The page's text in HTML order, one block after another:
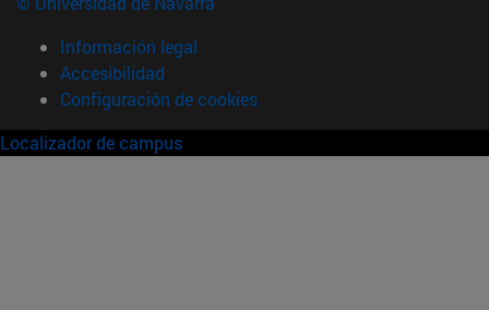
Información legal
Accesibilidad
Configuración de cookies
Localizador de campus